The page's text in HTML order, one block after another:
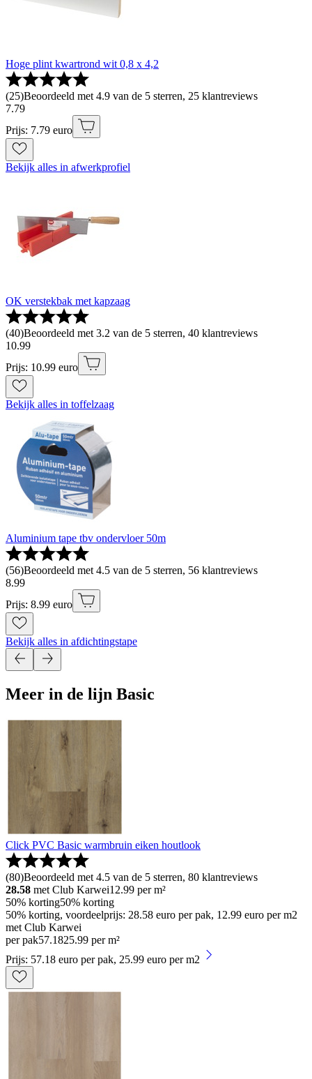
Hoge plint kwartrond wit 0,8 x 4,2
(25)Beoordeeld met 4.9 van de 5 sterren, 25 klantreviews
7.79
Prijs: 7.79 euro
Bekijk alles in afwerkprofiel
OK verstekbak met kapzaag
(40)Beoordeeld met 3.2 van de 5 sterren, 40 klantreviews
10.99
Prijs: 10.99 euro
Bekijk alles in toffelzaag
Aluminium tape tbv ondervloer 50m
(56)Beoordeeld met 4.5 van de 5 sterren, 56 klantreviews
8.99
Prijs: 8.99 euro
Bekijk alles in afdichtingstape
Meer in de lijn Basic
Click PVC Basic warmbruin eiken houtlook
(80)Beoordeeld met 4.5 van de 5 sterren, 80 klantreviews
28.58 met Club Karwei12.99 per m²
50% korting50% korting
50% korting, voordeelprijs: 28.58 euro per pak, 12.99 euro per m2
met Club Karwei
per pak57.1825.99 per m²
Prijs: 57.18 euro per pak, 25.99 euro per m2